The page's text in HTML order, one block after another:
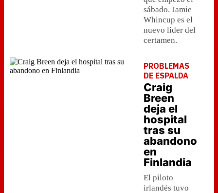
sábado. Jamie
Whincup es el
nuevo líder del
certamen.
PROBLEMAS
DE ESPALDA
Craig
Breen
deja el
hospital
tras su
abandono
en
Finlandia
El piloto
irlandés tuvo